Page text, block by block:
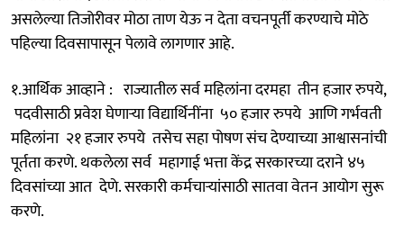
असलेल्या तिजोरीवर मोठा ताण येऊ न देता वचनपूर्ती करण्याचे मोठे
पहिल्या दिवसापासून पेलावे लागणार आहे.
१.आर्थिक आव्हाने : राज्यातील सर्व महिलांना दरमहा तीन हजार रुपये,
पदवीसाठी प्रवेश घेणाऱ्या विद्यार्थिनींना ५० हजार रुपये आणि गर्भवती
महिलांना २१ हजार रुपये तसेच सहा पोषण संच देण्याच्या आश्वासनांची
पूर्तता करणे. थकलेला सर्व महागाई भत्ता केंद्र सरकारच्या दराने ४५
दिवसांच्या आत देणे. सरकारी कर्मचाऱ्यांसाठी सातवा वेतन आयोग सुरू
करणे.